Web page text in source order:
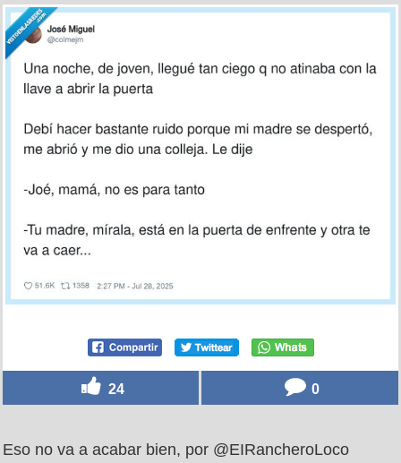
24 0
Eso no va a acabar bien, por @EIRancheroLoco